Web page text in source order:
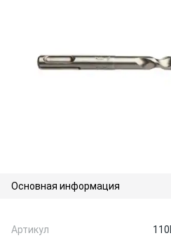
Основная информация
Артикул